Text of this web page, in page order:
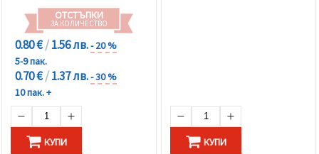
ОТСТЪПКИ
ЗА КОЛИЧЕСТВО
0.80 €/1.56 лв.- 20 %
5-9 пак.
0.70 €/1.37 лв.- 30 %
10 пак. +
КУПИ КУПИ